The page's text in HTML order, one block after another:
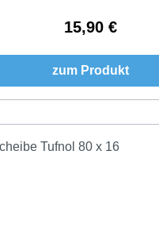
Regulärer Preis:
15,90 €
zum Produkt